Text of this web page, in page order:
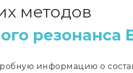
методов
резонанса
информацию о